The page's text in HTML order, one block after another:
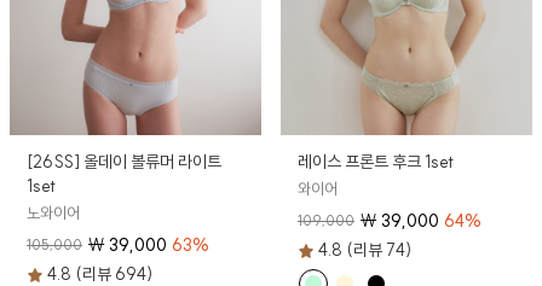
[26SS] 올데이 볼류머 라이트
1set
노와이어
105,000 ₩39,000 63%
4.8 (리뷰 694)
레이스 프론트 후크 1set
와이어
109,000 ₩39,000 64%
4.8 (리뷰 74)